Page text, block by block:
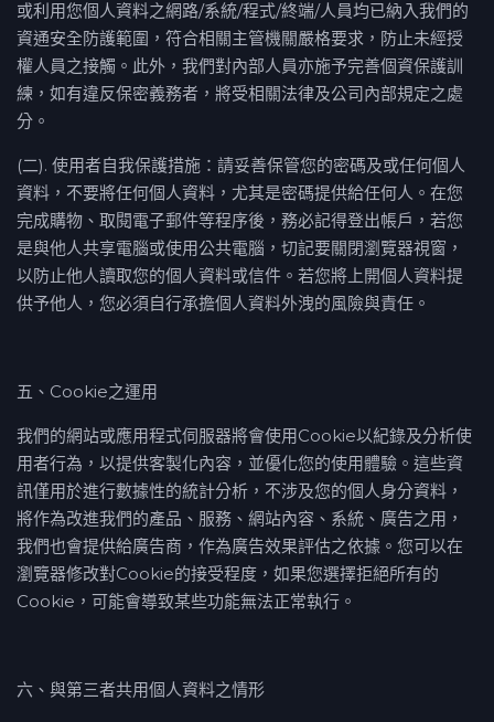
或利用您個人資料之網路/系統/程式/終端/人員均已納入我們的
資通安全防護範圍，符合相關主管機關嚴格要求，防止未經授
權人員之接觸。此外，我們對內部人員亦施予完善個資保護訓
練，如有違反保密義務者，將受相關法律及公司內部規定之處
分。
(二). 使用者自我保護措施：請妥善保管您的密碼及或任何個人
資料，不要將任何個人資料，尤其是密碼提供給任何人。在您
完成購物、取閱電子郵件等程序後，務必記得登出帳戶，若您
是與他人共享電腦或使用公共電腦，切記要關閉瀏覽器視窗，
以防止他人讀取您的個人資料或信件。若您將上開個人資料提
供予他人，您必須自行承擔個人資料外洩的風險與責任。
五、Cookie之運用
我們的網站或應用程式伺服器將會使用Cookie以紀錄及分析使
用者行為，以提供客製化內容，並優化您的使用體驗。這些資
訊僅⽤於進⾏數據性的統計分析，不涉及您的個⼈⾝分資料，
將作為改進我們的產品、服務、網站內容、系統、廣告之⽤，
我們也會提供給廣告商，作為廣告效果評估之依據。您可以在
瀏覽器修改對Cookie的接受程度，如果您選擇拒絕所有的
Cookie，可能會導致某些功能無法正常執行。
六、與第三者共用個人資料之情形